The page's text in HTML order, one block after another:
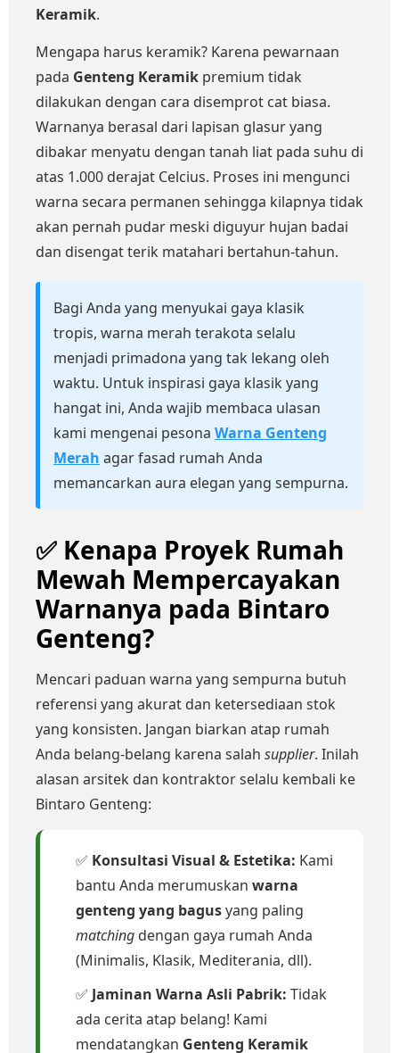
Keramik.
Mengapa harus keramik? Karena pewarnaan
pada Genteng Keramik premium tidak
dilakukan dengan cara disemprot cat biasa.
Warnanya berasal dari lapisan glasur yang
dibakar menyatu dengan tanah liat pada suhu di
atas 1.000 derajat Celcius. Proses ini mengunci
warna secara permanen sehingga kilapnya tidak
akan pernah pudar meski diguyur hujan badai
dan disengat terik matahari bertahun-tahun.
Bagi Anda yang menyukai gaya klasik
tropis, warna merah terakota selalu
menjadi primadona yang tak lekang oleh
waktu. Untuk inspirasi gaya klasik yang
hangat ini, Anda wajib membaca ulasan
kami mengenai pesona Warna Genteng
Merah agar fasad rumah Anda
memancarkan aura elegan yang sempurna.
✅ Kenapa Proyek Rumah
Mewah Mempercayakan
Warnanya pada Bintaro
Genteng?
Mencari paduan warna yang sempurna butuh
referensi yang akurat dan ketersediaan stok
yang konsisten. Jangan biarkan atap rumah
Anda belang-belang karena salah supplier. Inilah
alasan arsitek dan kontraktor selalu kembali ke
Bintaro Genteng:
✅ Konsultasi Visual & Estetika: Kami
bantu Anda merumuskan warna
genteng yang bagusyang paling
matching dengan gaya rumah Anda
(Minimalis, Klasik, Mediterania, dll).
✅ Jaminan Warna Asli Pabrik: Tidak
ada cerita atap belang! Kami
mendatangkan Genteng Keramik